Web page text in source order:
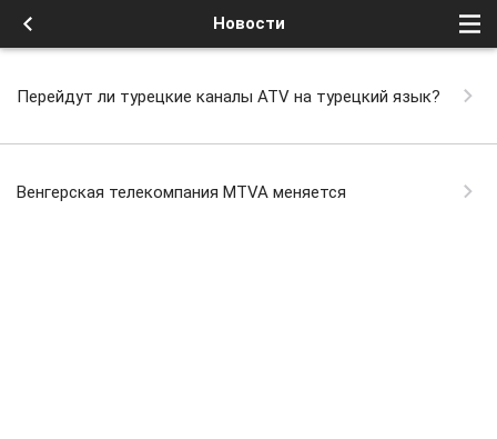
Новости
Перейдут ли турецкие каналы ATV на турецкий язык?
Венгерская телекомпания MTVA меняется